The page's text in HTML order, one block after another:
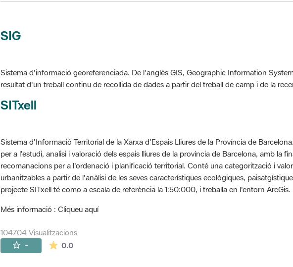
SIG
Sistema d'informació georeferenciada. De l'anglès GIS, Geographic Information
resultat d'un treball continu de recollida de dades a partir del treball de camp i de la
SITxell
Sistema d'Informació Territorial de la Xarxa d'Espais Lliures de la Província de
per a l'estudi, analisi i valoració dels espais lliures de la província de Barcelona, amb la
recomanacions per a l'ordenació i planificació territorial. Conté una categorització i
urbanitzables a partir de l'anàlisi de les seves característiques ecològiques,
projecte SITxell té como a escala de referència la 1:50:000, i treballa en l'entorn ArcGis.
Més informació : Cliqueu aquí
104704 Visualitzacions
- 0.0La mitjana de les valoracions és de 0 estrelles de 5.